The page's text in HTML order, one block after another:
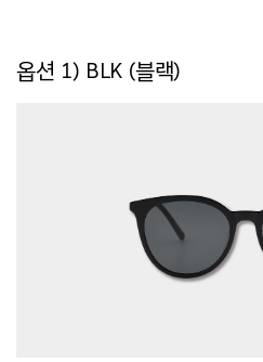
옵션 1) BLK (블랙)